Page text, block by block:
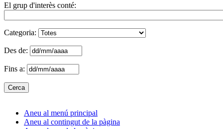
El grup d'interès conté:
Categoria:
Des de:
Fins a:
Aneu al menú principal
Aneu al contingut de la pàgina